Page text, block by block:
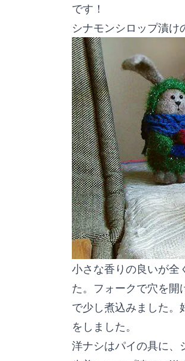
です！
シナモンシロップ漬け
小さな香りの良いが全
た。フォークで穴を開
で少し煮込みました
をしました。
洋ナシはパイの具に、